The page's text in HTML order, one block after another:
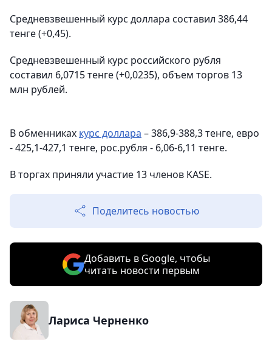
Средневзвешенный курс доллара составил 386,44
тенге (+0,45).
Средневзвешенный курс российского рубля
составил 6,0715 тенге (+0,0235), объем торгов 13
млн рублей.
В обменниках курс доллара – 386,9-388,3 тенге, евро
- 425,1-427,1 тенге, рос.рубля - 6,06-6,11 тенге.
В торгах приняли участие 13 членов KASE.
Поделитесь новостью
Добавить в Google, чтобы
читать новости первым
Лариса Черненко